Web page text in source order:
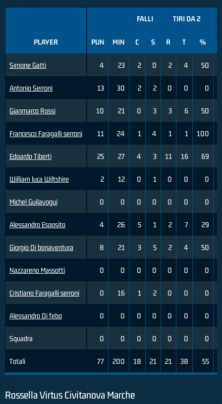
PLAYER
Simone Gatti
Antonio Serroni
Gianmarco Rossi
Francesco Faragalli serroni
Edoardo Tiberti
William luca Wiltshire
Michel Guilavogui
Alessandro Esposito
Giorgio Di bonaventura
Nazzareno Massotti
Cristiano Faragalli serroni
Alessandro Di febo
Squadra
Totali
FALLI TIRI DA 2
PUN MIN C S R T %
4 23 2 0 2 4 50
13 30 2 2 0 0 0
10 21 0 3 3 6 50
11 24 1 4 1 1 100
25 27 4 3 11 16 69
2 12 0 1 0 0 0
0 0 0 0 0 0 0
4 26 5 1 2 7 29
8 21 3 5 2 4 50
0 0 0 0 0 0 0
0 16 1 2 0 0 0
0 0 0 0 0 0 0
0 0 0 0 0 0 0
77 200 18 21 21 38 55
Rossella Virtus Civitanova Marche